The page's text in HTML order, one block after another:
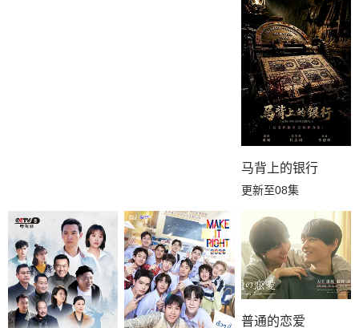
马背上的银行
更新至08集
普通的恋爱